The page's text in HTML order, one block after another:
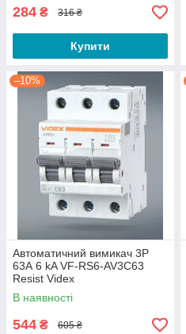
284 ₴ 316 ₴
Купити
–10%
Автоматичний вимикач 3P
63А 6 kA VF-RS6-AV3C63
Resist Videx
В наявності
544 ₴ 605 ₴